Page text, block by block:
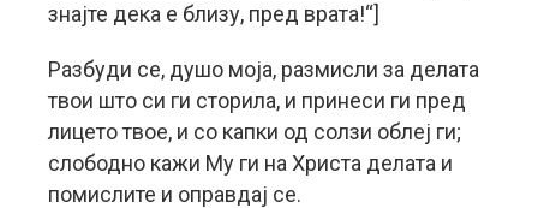
знајте дека е близу, пред врата!“]
Разбуди се, душо моја, размисли за делата
твои што си ги сторила, и принеси ги пред
лицето твое, и со капки од солзи облеј ги;
слободно кажи Му ги на Христа делата и
помислите и оправдај се.